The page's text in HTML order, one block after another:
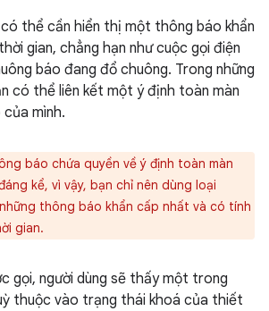
thể cần hiển thị một thông báo khẩn
gian, chẳng hạn như cuộc gọi điện
báo đang đổ chuông. Trong những
có thể liên kết một ý định toàn màn
mình.
báo chứa quyền về ý định toàn màn
kể, vì vậy, bạn chỉ nên dùng loại
thông báo khẩn cấp nhất và có tính
gian.
gọi, người dùng sẽ thấy một trong
thuộc vào trạng thái khoá của thiết